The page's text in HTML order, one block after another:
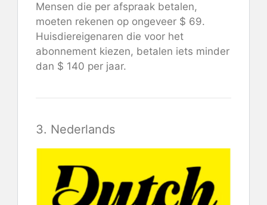
Mensen die per afspraak betalen,
moeten rekenen op ongeveer $ 69.
Huisdiereigenaren die voor het
abonnement kiezen, betalen iets minder
dan $ 140 per jaar.
3. Nederlands